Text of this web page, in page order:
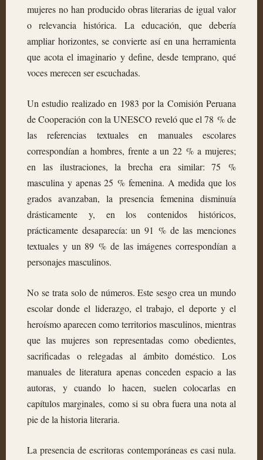
mujeres no han producido obras literarias de igual valor
o relevancia histórica. La educación, que debería
ampliar horizontes, se convierte así en una herramienta
que acota el imaginario y define, desde temprano, qué
voces merecen ser escuchadas.
Un estudio realizado en 1983 por la Comisión Peruana
de Cooperación con la UNESCO reveló que el 78 % de
las referencias textuales en manuales escolares
correspondían a hombres, frente a un 22 % a mujeres;
en las ilustraciones, la brecha era similar: 75 %
masculina y apenas 25 % femenina. A medida que los
grados avanzaban, la presencia femenina disminuía
drásticamente y, en los contenidos históricos,
prácticamente desaparecía: un 91 % de las menciones
textuales y un 89 % de las imágenes correspondían a
personajes masculinos.
No se trata solo de números. Este sesgo crea un mundo
escolar donde el liderazgo, el trabajo, el deporte y el
heroísmo aparecen como territorios masculinos, mientras
que las mujeres son representadas como obedientes,
sacrificadas o relegadas al ámbito doméstico. Los
manuales de literatura apenas conceden espacio a las
autoras, y cuando lo hacen, suelen colocarlas en
capítulos marginales, como si su obra fuera una nota al
pie de la historia literaria.
La presencia de escritoras contemporáneas es casi nula.